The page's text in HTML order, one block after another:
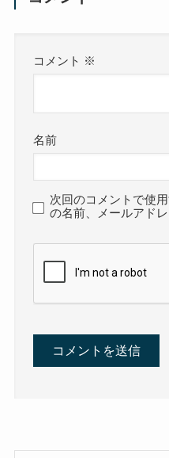
コメント ※
名前
次回のコメントで使
の名前、メールアド